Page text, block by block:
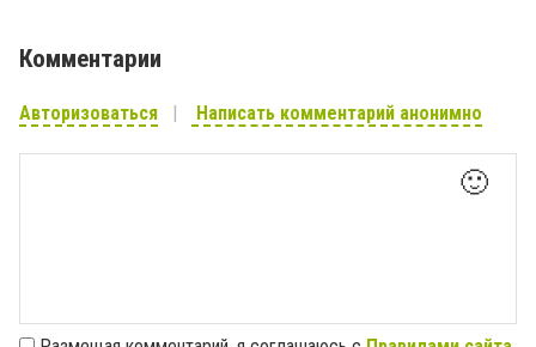
Комментарии
Авторизоваться Написать комментарий анонимно
🙂